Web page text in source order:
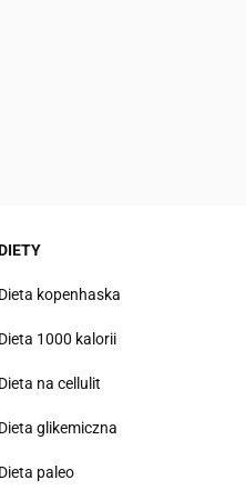
Dieta kopenhaska
Dieta 1000 kalorii
Dieta na cellulit
Dieta glikemiczna
Dieta paleo